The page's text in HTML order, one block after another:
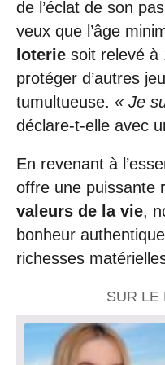
de l’éclat de son
veux que l’âge
loterie soit relevé à
protéger d’autres
tumultueuse. « Je
déclare-t-elle avec
En revenant à
offre une puissante
valeurs de la vie,
bonheur
richesses
SUR LE